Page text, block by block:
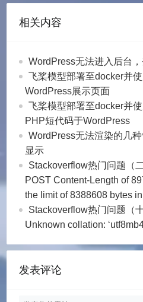
相关内容
WordPress无法进入后台
飞桨模型部署至docker并
WordPress展示页面
飞桨模型部署至docker并
PHP短代码于WordPress
WordPress无法渲染的几
显示
Stackoverflow热门问题（
POST Content-Length of
the limit of 8388608 bytes
Stackoverflow热门问题（
Unknown collation:
发表评论